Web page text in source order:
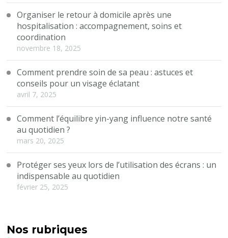
Organiser le retour à domicile après une
hospitalisation : accompagnement, soins et
coordination
novembre 18, 2025
Comment prendre soin de sa peau : astuces et
conseils pour un visage éclatant
avril 7, 2025
Comment l’équilibre yin-yang influence notre santé
au quotidien ?
mars 20, 2025
Protéger ses yeux lors de l’utilisation des écrans : un
indispensable au quotidien
février 25, 2025
Nos rubriques